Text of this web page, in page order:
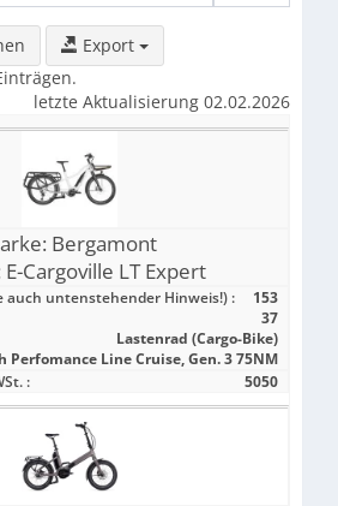
Export
letzte Aktualisierung 02.02.2026
Bergamont
E-Cargoville LT Expert
auch untenstehender Hinweis!) :
153
37
Lastenrad (Cargo-Bike)
Perfomance Line Cruise, Gen. 3 75NM
:
5050